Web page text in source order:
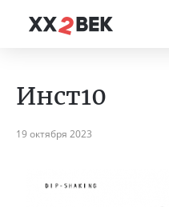
Инст10
19 октября 2023